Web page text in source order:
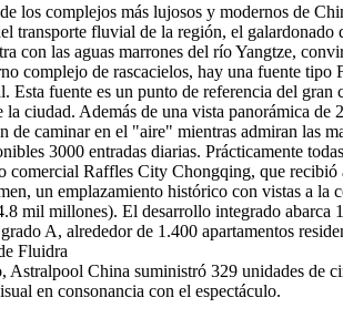
los complejos más lujosos y modernos de
transporte fluvial de la región, el
con las aguas marrones del río Yangtze,
complejo de rascacielos, hay una fuente
Esta fuente es un punto de referencia del
la ciudad. Además de una vista panorámica
de caminar en el "aire" mientras admiran las
3000 entradas diarias. Prácticamente
comercial Raffles City Chongqing, que
un emplazamiento histórico con vistas a
mil millones). El desarrollo integrado abarca
A, alrededor de 1.400 apartamentos
Fluidra
Astralpool China suministró 329 unidades de
en consonancia con el espectáculo.